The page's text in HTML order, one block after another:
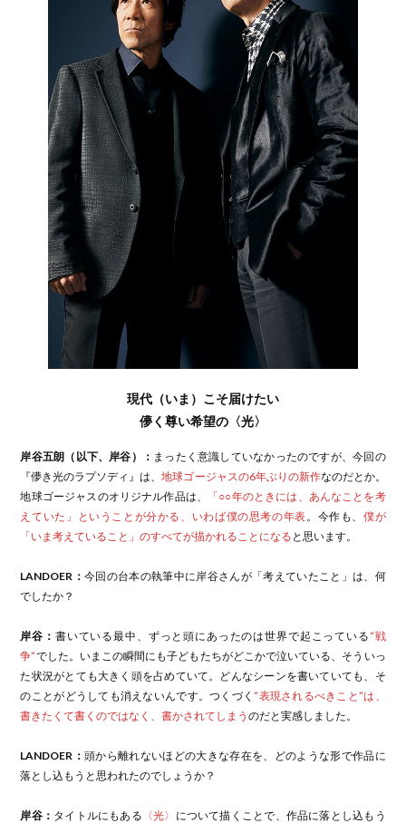
現代（いま）こそ届けたい
儚く尊い希望の〈光〉
岸谷五朗（以下、岸谷）： まったく意識していなかったのですが、今回の
『儚き光のラプソディ』は、地球ゴージャスの6年ぶりの新作なのだとか。
地球ゴージャスのオリジナル作品は、
「○○年のときには、あんなことを考
えていた」ということが分かる、いわば僕の思考の年表 。今作も、 僕が
「いま考えていること」のすべてが描かれることになる と思います。
LANDOER：今回の台本の執筆中に岸谷さんが「考えていたこと」は、何
でしたか？
岸谷： 書いている最中、ずっと頭にあったのは世界で起こっている “戦
争”でした。いまこの瞬間にも子どもたちがどこかで泣いている、そういっ
た状況がとても大きく頭を占めていて。どんなシーンを書いていても、そ
のことがどうしても消えないんです。つくづく “表現されるべきこと”は、
書きたくて書くのではなく、書かされてしまうのだと実感しました。
LANDOER：頭から離れないほどの大きな存在を、どのような形で作品に
落とし込もうと思われたのでしょうか？
岸谷： タイトルにもある 〈光〉 について描くことで、作品に落とし込もう